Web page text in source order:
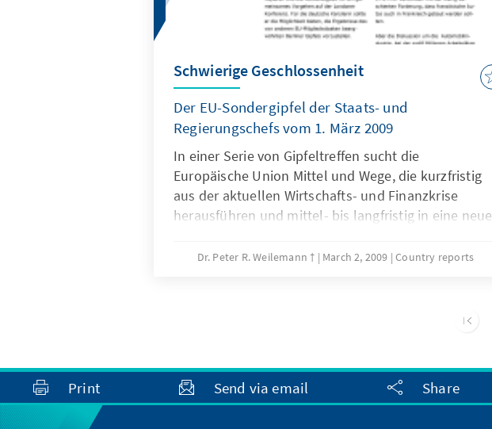
Schwierige Geschlossenheit
Der EU-Sondergipfel der Staats- und
Regierungschefs vom 1. März 2009
In einer Serie von Gipfeltreffen sucht die
Europäische Union Mittel und Wege, die kurzfristig
aus der aktuellen Wirtschafts- und Finanzkrise
herausführen und mittel- bis langfristig in eine neue
sollen. Neben den regulären Gipfeltreffen fand am
den sozialen Folgen der Krise befassen soll, ist für
Dr. Peter R. Weilemann † March 2, 2009 Country reports
Print Send via email Share